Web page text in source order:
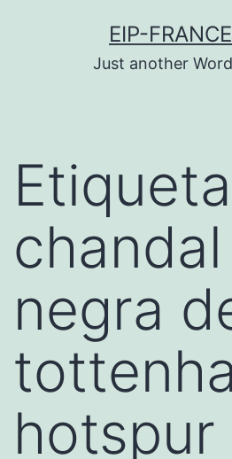
EIP-
Just another
chandal
negra
hotspur